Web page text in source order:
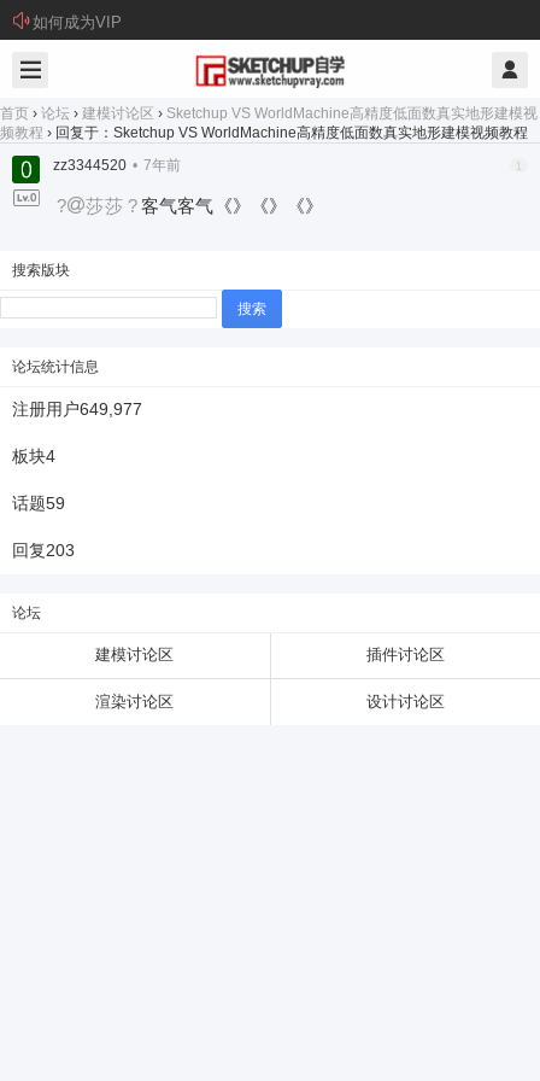
如何成为VIP
首页 › 论坛 › 建模讨论区 › Sketchup VS WorldMachine高精度低面数真实地形建模视
频教程 › 回复于：Sketchup VS WorldMachine高精度低面数真实地形建模视频教程
zz3344520 • 7年前 1
? 莎莎 ?客气客气《》《》《》
搜索版块
搜
索：
论坛统计信息
注册用户649,977
板块4
话题59
回复203
论坛
建模讨论区 插件讨论区
渲染讨论区 设计讨论区
您没有权限发布内容，请购买会员或者提升权
限。